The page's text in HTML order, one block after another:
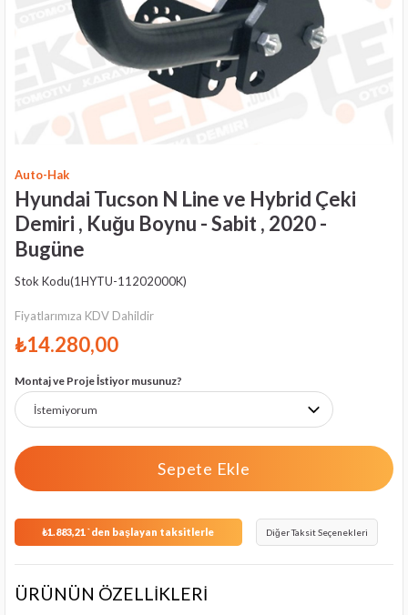
Auto-Hak
Hyundai Tucson N Line ve Hybrid Çeki
Demiri , Kuğu Boynu - Sabit , 2020 -
Bugüne
Stok Kodu(1HYTU-11202000K)
Fiyatlarımıza KDV Dahildir
₺14.280,00
Montaj ve Proje İstiyor musunuz?
₺1.883,21`den başlayan taksitlerle Diğer Taksit Seçenekleri
ÜRÜNÜN ÖZELLİKLERİ